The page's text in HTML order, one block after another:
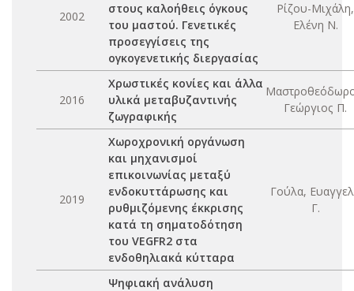
2002
στους καλοήθεις όγκους
του μαστού. Γενετικές
προσεγγίσεις της
ογκογενετικής διεργασίας
Ρίζου-Μιχάλη,
Ελένη Ν.
2016
Χρωστικές κονίες και άλλα
υλικά μεταβυζαντινής
ζωγραφικής
Γεώργιος Π.
2019
Χωροχρονική οργάνωση
και μηχανισμοί
επικοινωνίας μεταξύ
ενδοκυττάρωσης και
ρυθμιζόμενης έκκρισης
κατά τη σηματοδότηση
του VEGFR2 στα
ενδοθηλιακά κύτταρα
Γούλα,
Γ.
Ψηφιακή ανάλυση